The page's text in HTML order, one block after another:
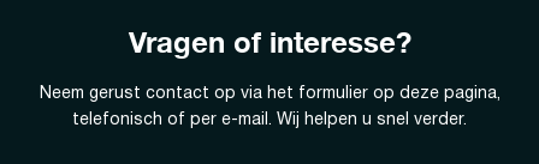
Vragen of interesse?
Neem gerust contact op via het formulier op deze pagina,
telefonisch of per e-mail. Wij helpen u snel verder.